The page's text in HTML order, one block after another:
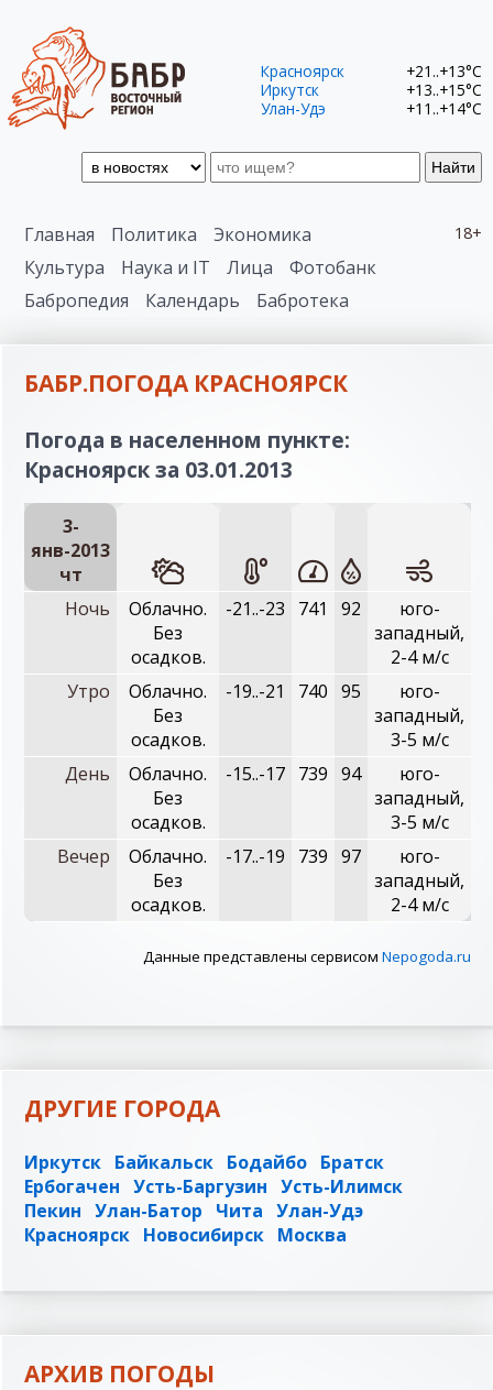
Найти
Красноярск
+21..+13°C
Иркутск
+13..+15°C
Улан-Удэ
+11..+14°C
18+
Главная Политика
Экономика
Культура
Наука и IT Лица
Фотобанк
Бабропедия
Календарь Бабротека
БАБР.ПОГОДА КРАСНОЯРСК
Погода в населенном пункте:
Красноярск за 03.01.2013
3-
янв-2013
чт
Ночь
Облачно.
Без
осадков.
-21..-23 741 92
юго-
западный,
2-4 м/с
Утро
Облачно.
Без
осадков.
-19..-21 740 95
юго-
западный,
3-5 м/с
День
Облачно.
Без
осадков.
-15..-17 739 94
юго-
западный,
3-5 м/с
Вечер
Облачно.
Без
осадков.
-17..-19 739 97
юго-
западный,
2-4 м/с
Данные представлены сервисом Nepogoda.ru
ДРУГИЕ ГОРОДА
Иркутск Байкальск Бодайбо Братск
Ербогачен Усть-Баргузин Усть-Илимск
Пекин Улан-Батор Чита Улан-Удэ
Красноярск Новосибирск Москва
АРХИВ ПОГОДЫ